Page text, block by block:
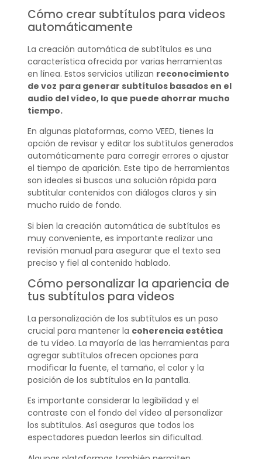
Cómo crear subtítulos para videos
automáticamente
La creación automática de subtítulos es una
característica ofrecida por varias herramientas
en línea. Estos servicios utilizan reconocimiento
de voz para generar subtítulos basados en el
audio del vídeo, lo que puede ahorrar mucho
tiempo.
En algunas plataformas, como VEED, tienes la
opción de revisar y editar los subtítulos generados
automáticamente para corregir errores o ajustar
el tiempo de aparición. Este tipo de herramientas
son ideales si buscas una solución rápida para
subtitular contenidos con diálogos claros y sin
mucho ruido de fondo.
Si bien la creación automática de subtítulos es
muy conveniente, es importante realizar una
revisión manual para asegurar que el texto sea
preciso y fiel al contenido hablado.
Cómo personalizar la apariencia de
tus subtítulos para videos
La personalización de los subtítulos es un paso
crucial para mantener la coherencia estética
de tu vídeo. La mayoría de las herramientas para
agregar subtítulos ofrecen opciones para
modificar la fuente, el tamaño, el color y la
posición de los subtítulos en la pantalla.
Es importante considerar la legibilidad y el
contraste con el fondo del vídeo al personalizar
los subtítulos. Así aseguras que todos los
espectadores puedan leerlos sin dificultad.